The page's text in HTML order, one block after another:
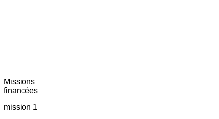
Missions
financées
mission 1